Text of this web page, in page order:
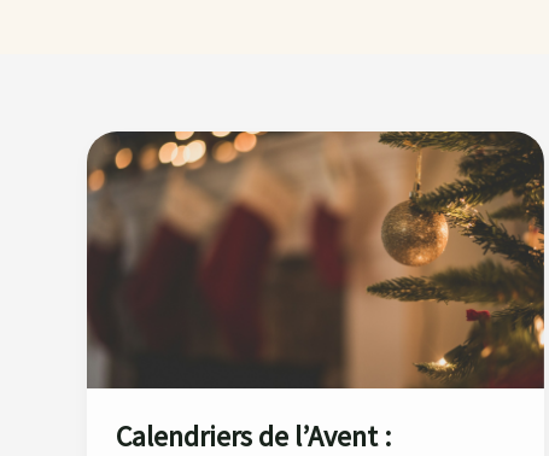
Calendriers de l’Avent :
Calendriers
de
:
Comment